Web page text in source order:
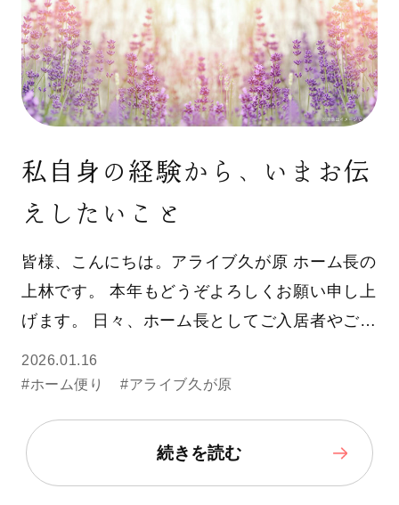
私自身の経験から、いまお伝
えしたいこと
皆様、こんにちは。アライブ久が原 ホーム長の
上林です。 本年もどうぞよろしくお願い申し上
げます。 日々、ホーム長としてご入居者やご…
2026.01.16
#ホーム便り
#アライブ久が原
続きを読む